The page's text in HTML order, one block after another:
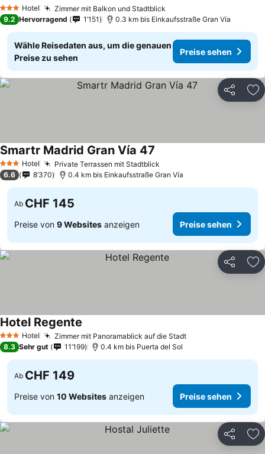
3 SterneHotel Zimmer mit Balkon und Stadtblick
9.2 Hervorragend 1’151 0.3 km bis Einkaufsstraße Gran Vía
Wähle Reisedaten aus, um die genauen
Preise zu sehen
Preise sehen
Teilen
3 SterneHotel Private Terrassen mit Stadtblick
Smartr Madrid Gran Vía 47
6.6 8’370 0.4 km bis Einkaufsstraße Gran Vía
Ab CHF 145
Preise von 9 Websites anzeigen Preise sehen
Teilen
3 SterneHotel Zimmer mit Panoramablick auf die StadtPreise sehen
Hotel Regente
8.3 Sehr gut 11’199 0.4 km bis Puerta del Sol
Ab CHF 149
Preise von 10 Websites anzeigen Preise sehen
Teilen